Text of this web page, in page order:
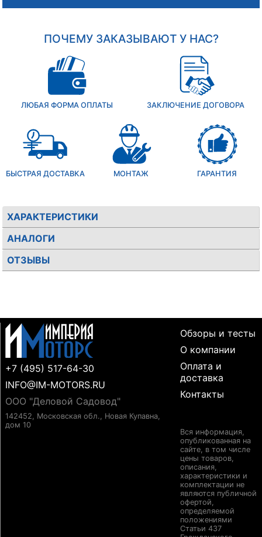
ПОЧЕМУ ЗАКАЗЫВАЮТ У НАС?
ЛЮБАЯ ФОРМА ОПЛАТЫ ЗАКЛЮЧЕНИЕ ДОГОВОРА
БЫСТРАЯ ДОСТАВКА МОНТАЖ ГАРАНТИЯ
ХАРАКТЕРИСТИКИ
АНАЛОГИ
ОТЗЫВЫ
+7 (495) 517-64-30
INFO@IM-MOTORS.RU
ООО "Деловой Садовод"
142452, Московская обл., Новая Купавна,
дом 10
Обзоры и тесты
О компании
Оплата и
доставка
Контакты
Вся информация,
опубликованная на
сайте, в том числе
цены товаров,
описания,
характеристики и
комплектации не
являются публичной
офертой,
определяемой
положениями
Статьи 437